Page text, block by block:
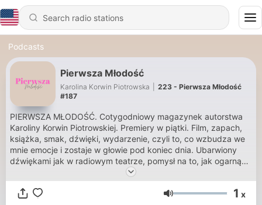
Podcasts
Pierwsza Młodość
Karolina Korwin Piotrowska
223 - Pierwsza Młodość
#187
PIERWSZA MŁODOŚĆ. Cotygodniowy magazynek autorstwa
Karoliny Korwin Piotrowskiej. Premiery w piątki. Film, zapach,
książka, smak, dźwięki, wydarzenie, czyli to, co wzbudza we
mnie emocje i zostaje w głowie pod koniec dnia. Ubarwiony
dźwiękami jak w radiowym teatrze, pomysł na to, jak ogarnąć
rzeczywistość. https://patronite.pl/karolinakp
Volume 1 x